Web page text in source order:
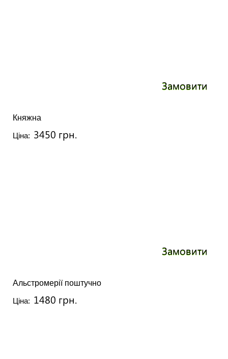
Замовити
Княжна
Ціна: 3450 грн.
Замовити
Альстромерії поштучно
Ціна: 1480 грн.